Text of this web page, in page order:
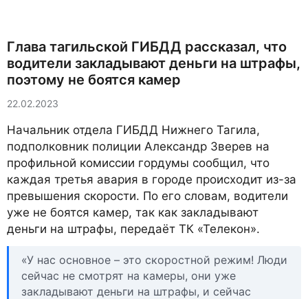
Глава тагильской ГИБДД рассказал, что
водители закладывают деньги на штрафы,
поэтому не боятся камер
22.02.2023
Начальник отдела ГИБДД Нижнего Тагила,
подполковник полиции Александр Зверев на
профильной комиссии гордумы сообщил, что
каждая третья авария в городе происходит из-за
превышения скорости. По его словам, водители
уже не боятся камер, так как закладывают
деньги на штрафы, передаёт ТК «Телекон».
«У нас основное – это скоростной режим! Люди
сейчас не смотрят на камеры, они уже
закладывают деньги на штрафы, и сейчас